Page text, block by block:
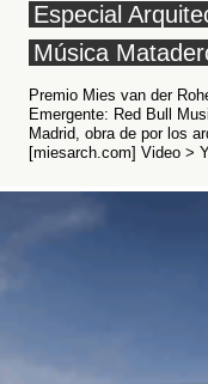
Especial
Música
Premio Mies van der
Emergente: Red Bull
Madrid, obra de por los
[miesarch.com] Video >